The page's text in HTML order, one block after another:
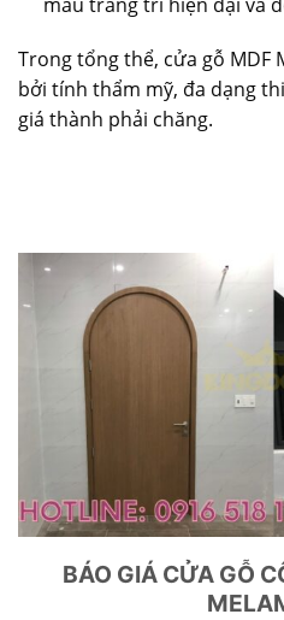
Trong tổng thể, cửa gỗ MDF
bởi tính thẩm mỹ, đa dạng
giá thành phải chăng.
BÁO GIÁ CỬA GỖ